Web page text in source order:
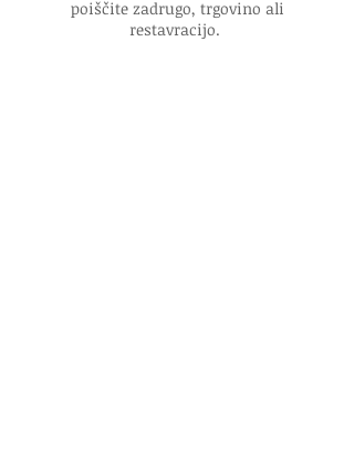
poiščite zadrugo, trgovino ali
restavracijo.